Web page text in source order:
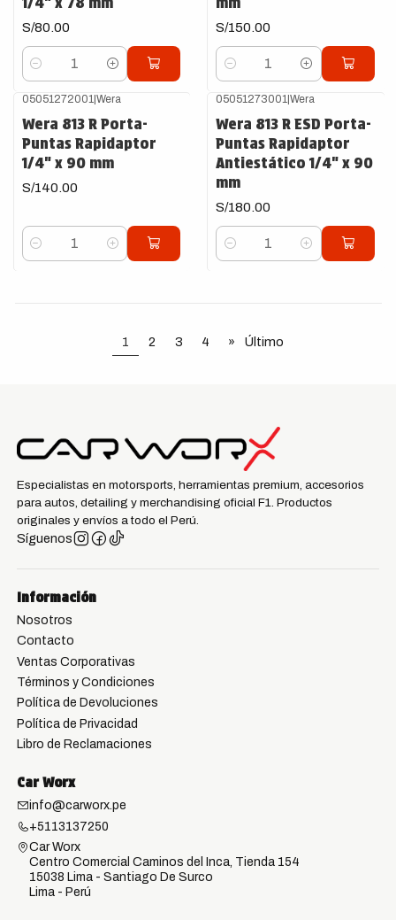
S/80.00
Cantidad
S/150.00
Cantidad
05051272001| Wera
Wera 813 R Porta-
Puntas Rapidaptor
1/4" x 90 mm
S/140.00
Cantidad
05051273001 Wera
Wera 813 R ESD Porta-
Puntas Rapidaptor
Antiestático 1/4" x 90
mm
S/180.00
Cantidad
1 2 3 4 » Último
Especialistas en motorsports, herramientas premium, accesorios
para autos, detailing y merchandising oficial F1. Productos
originales y envíos a todo el Perú.
Síguenos
Información
Nosotros
Contacto
Ventas Corporativas
Términos y Condiciones
Política de Devoluciones
Política de Privacidad
Libro de Reclamaciones
Car Worx
info@carworx.pe
+5113137250
Car Worx
Centro Comercial Caminos del Inca, Tienda 154
15038 Lima - Santiago De Surco
Lima - Perú